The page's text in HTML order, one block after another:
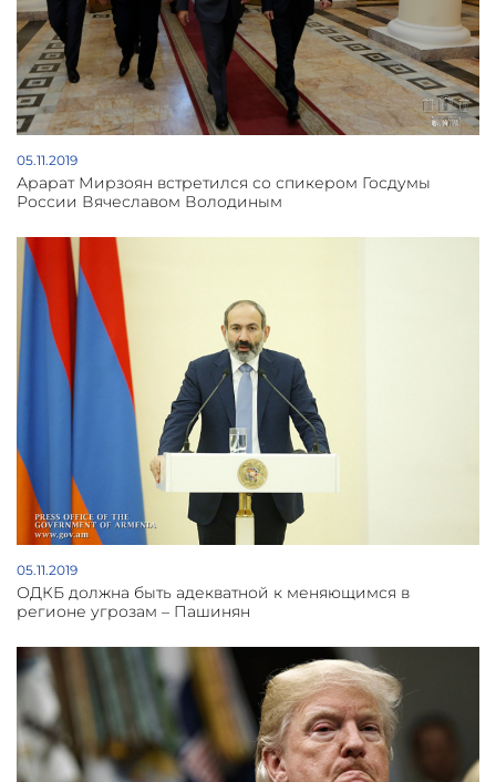
05.11.2019
Арарат Мирзоян встретился со спикером Госдумы
России Вячеславом Володиным
05.11.2019
ОДКБ должна быть адекватной к меняющимся в
регионе угрозам – Пашинян